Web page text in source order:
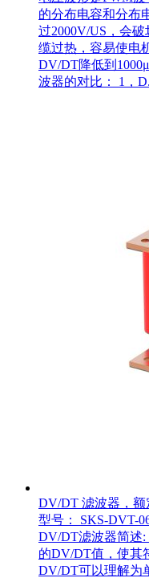
的分布电容和分布
过2000V/US，会
缆过热，容易使电
DV/DT降低到
波器的对比： 1，
DV/DT 滤波器，额
型号： SKS-DVT-
DV/DT滤波器简述
的DV/DT值，使其
DV/DT可以理解为